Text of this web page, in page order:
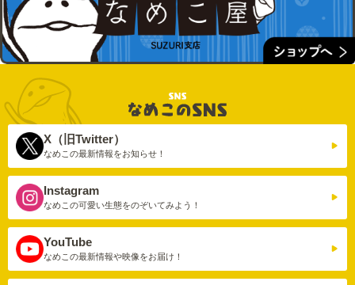
X（旧Twitter）
なめこの最新情報をお知らせ！
Instagram
なめこの可愛い生態をのぞいてみよう！
YouTube
なめこの最新情報や映像をお届け！